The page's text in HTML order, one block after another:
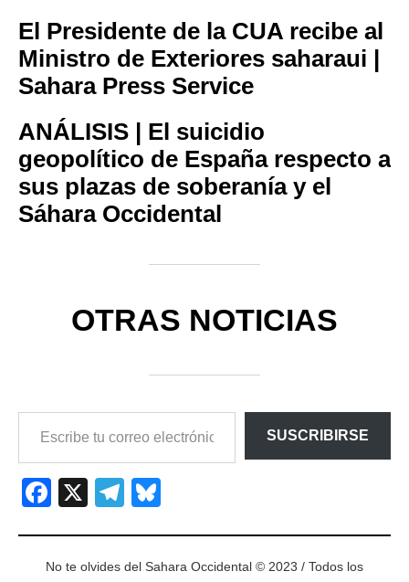
El Presidente de la CUA recibe al
Ministro de Exteriores saharaui |
Sahara Press Service
ANÁLISIS | El suicidio
geopolítico de España respecto a
sus plazas de soberanía y el
Sáhara Occidental
OTRAS NOTICIAS
SUSCRIBIRSE
Facebook
X Telegram
No te olvides del Sahara Occidental © 2023 / Todos los